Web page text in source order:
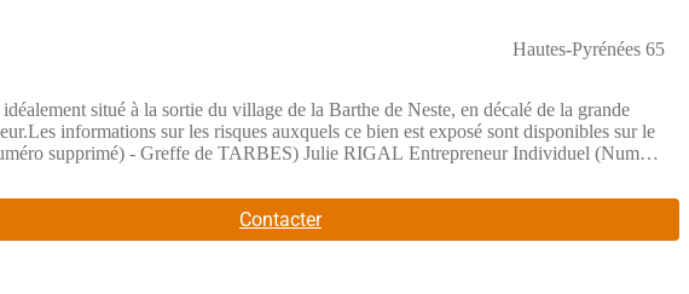
Hautes-Pyrénées 65
situé à la sortie du village de la Barthe de Neste, en décalé de la grande
informations sur les risques auxquels ce bien est exposé sont disponibles sur le
supprimé) - Greffe de TARBES) Julie RIGAL Entrepreneur Individuel (Numéro
Contacter